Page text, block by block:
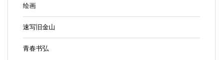
绘画
速写旧金山
青春书弘